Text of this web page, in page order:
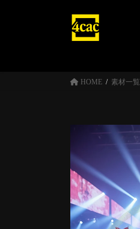
HOME 素材一覧